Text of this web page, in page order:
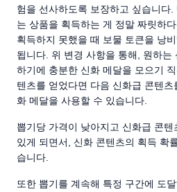
험을 선사하도록 보장하고 싶습니다
는 상품을 획득하는 게 정말 짜릿하
획득하지 못했을 때 보물 토큰을 낭
됩니다. 위 변경 사항을 통해, 원하는
하기에 충분한 신화 메달을 모으기
텐츠를 얻었다면 다음 신화급 콘텐
화 메달을 사용할 수 있습니다.
뽑기당 가격이 낮아지고 신화급 콘
있게 되면서, 신화 콘텐츠의 획득 확
습니다.
또한 뽑기를 계속해 특정 구간에 도